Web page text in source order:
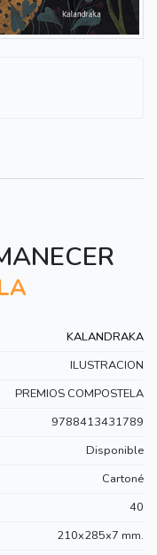
KALANDRAKA
ILUSTRACION
PREMIOS COMPOSTELA
9788413431789
Disponible
Cartoné
40
210x285x7 mm.